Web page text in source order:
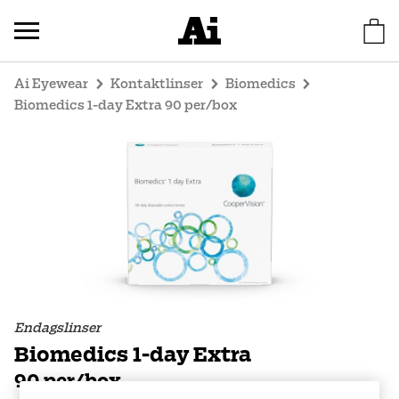
Ai Eyewear Kontaktlinser
Biomedics
Biomedics 1-day Extra 90 per/box
Endagslinser
Biomedics 1-day Extra
90 per/box